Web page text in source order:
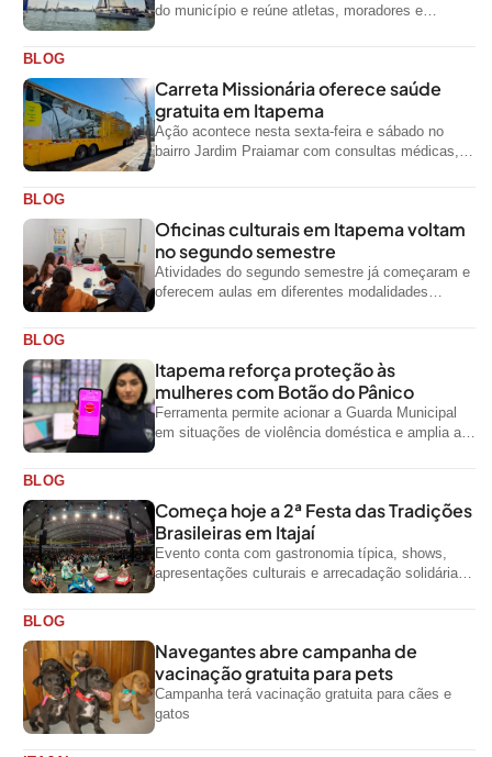
do município e reúne atletas, moradores e
BLOG
Carreta Missionária oferece saúde
gratuita em Itapema
Ação acontece nesta sexta-feira e sábado no
bairro Jardim Praiamar com consultas médicas,
BLOG
Oficinas culturais em Itapema voltam
no segundo semestre
Atividades do segundo semestre já começaram e
oferecem aulas em diferentes modalidades
BLOG
Itapema reforça proteção às
mulheres com Botão do Pânico
Ferramenta permite acionar a Guarda Municipal
em situações de violência doméstica e amplia a
BLOG
Começa hoje a 2ª Festa das Tradições
Brasileiras em Itajaí
Evento conta com gastronomia típica, shows,
apresentações culturais e arrecadação solidária
BLOG
Navegantes abre campanha de
vacinação gratuita para pets
Campanha terá vacinação gratuita para cães e
gatos